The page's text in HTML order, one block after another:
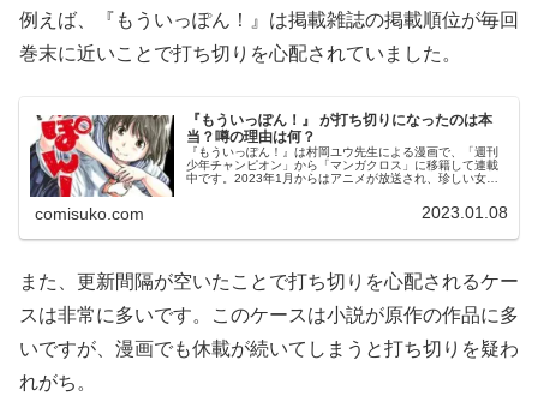
例えば、『もういっぽん！』は掲載雑誌の掲載順位が毎回
巻末に近いことで打ち切りを心配されていました。
『もういっぽん！』 が打ち切りになったのは本
当？噂の理由は何？
『もういっぽん！』は村岡ユウ先生による漫画で、「週刊
少年チャンピオン」から「マンガクロス」に移籍して連載
中です。2023年1月からはアニメが放送され、珍しい女子
comisuko.com 2023.01.08
また、更新間隔が空いたことで打ち切りを心配されるケー
スは非常に多いです。このケースは小説が原作の作品に多
いですが、漫画でも休載が続いてしまうと打ち切りを疑わ
れがち。